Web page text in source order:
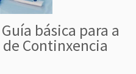
básica para a
Continxencia